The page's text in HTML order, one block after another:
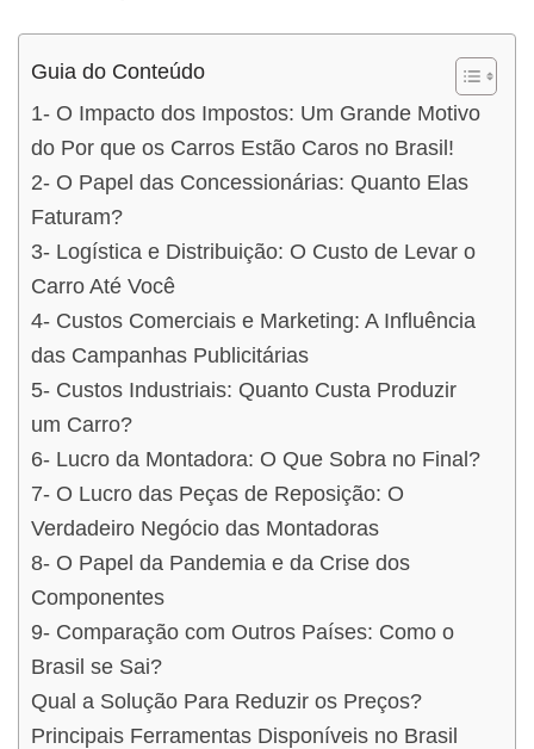
Guia do Conteúdo
1- O Impacto dos Impostos: Um Grande Motivo
do Por que os Carros Estão Caros no Brasil!
2- O Papel das Concessionárias: Quanto Elas
Faturam?
3- Logística e Distribuição: O Custo de Levar o
Carro Até Você
4- Custos Comerciais e Marketing: A Influência
das Campanhas Publicitárias
5- Custos Industriais: Quanto Custa Produzir
um Carro?
6- Lucro da Montadora: O Que Sobra no Final?
7- O Lucro das Peças de Reposição: O
Verdadeiro Negócio das Montadoras
8- O Papel da Pandemia e da Crise dos
Componentes
9- Comparação com Outros Países: Como o
Brasil se Sai?
Qual a Solução Para Reduzir os Preços?
Principais Ferramentas Disponíveis no Brasil